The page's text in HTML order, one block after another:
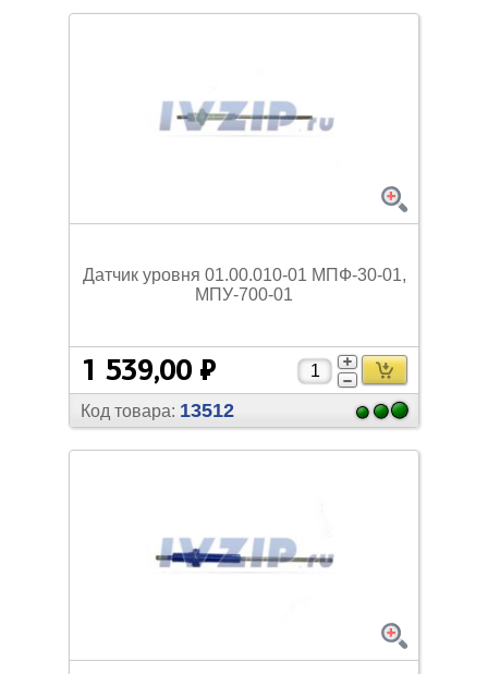
Датчик уровня 01.00.010-01 МПФ-30-01,
МПУ-700-01
1 539,00 ₽
Код товара: 13512